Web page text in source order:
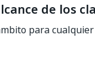
de los
para